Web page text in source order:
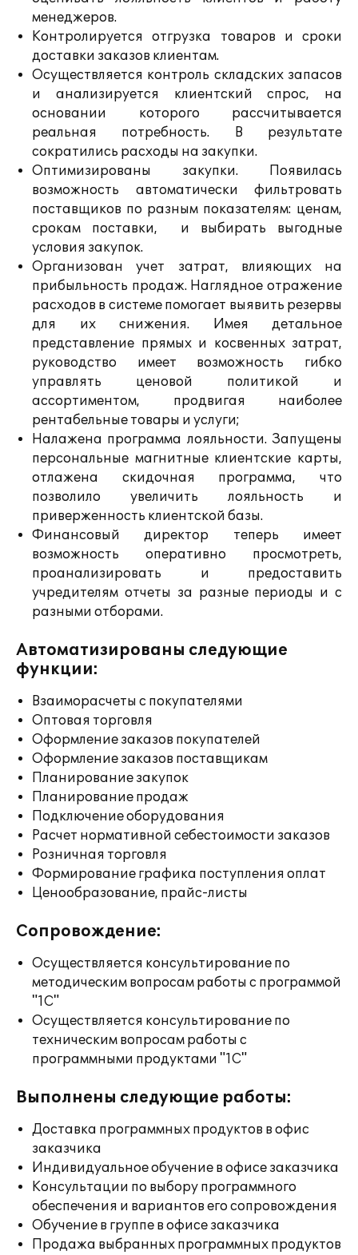
менеджеров.
Контролируется отгрузка товаров и сроки
доставки заказов клиентам.
Осуществляется контроль складских запасов
и анализируется клиентский спрос, на
основании которого рассчитывается
реальная потребность. В результате
сократились расходы на закупки.
Оптимизированы закупки. Появилась
возможность автоматически фильтровать
поставщиков по разным показателям: ценам,
срокам поставки, и выбирать выгодные
условия закупок.
Организован учет затрат, влияющих на
прибыльность продаж. Наглядное отражение
расходов в системе помогает выявить резервы
для их снижения. Имея детальное
представление прямых и косвенных затрат,
руководство имеет возможность гибко
управлять ценовой политикой и
ассортиментом, продвигая наиболее
рентабельные товары и услуги;
Налажена программа лояльности. Запущены
персональные магнитные клиентские карты,
отлажена скидочная программа, что
позволило увеличить лояльность и
приверженность клиентской базы.
Финансовый директор теперь имеет
возможность оперативно просмотреть,
проанализировать и предоставить
учредителям отчеты за разные периоды и с
разными отборами.
Автоматизированы следующие
функции:
Взаиморасчеты с покупателями
Оптовая торговля
Оформление заказов покупателей
Оформление заказов поставщикам
Планирование закупок
Планирование продаж
Подключение оборудования
Расчет нормативной себестоимости заказов
Розничная торговля
Формирование графика поступления оплат
Ценообразование, прайс-листы
Сопровождение:
Осуществляется консультирование по
методическим вопросам работы с программой
"1С"
Осуществляется консультирование по
техническим вопросам работы с
программными продуктами "1С"
Выполнены следующие работы:
Доставка программных продуктов в офис
заказчика
Индивидуальное обучение в офисе заказчика
Консультации по выбору программного
обеспечения и вариантов его сопровождения
Обучение в группе в офисе заказчика
Продажа выбранных программных продуктов